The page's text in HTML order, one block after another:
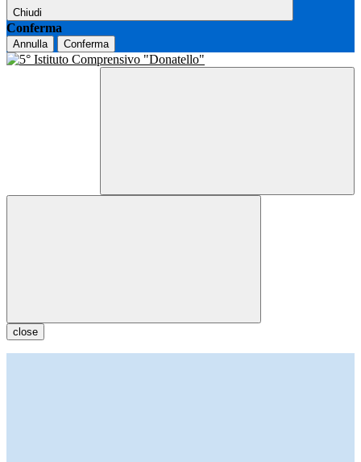
Chiudi
Conferma
Annulla Conferma
close